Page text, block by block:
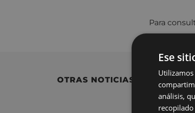
Para
OTRAS NOTICIAS
Ese
análisis,